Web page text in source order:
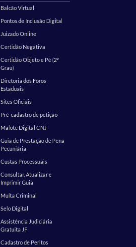
Balcão Virtual
Pontos de Inclusão Digital
Juizado Online
Certidão Negativa
Certidão Objeto e Pé (2º
Grau)
Diretoria dos Foros
Estaduais
Sites Oficiais
Pré-cadastro de petição
Malote Digital CNJ
Guia de Prestação de Pena
Pecuniária
Custas Processuais
Consultar, Atualizar e
Imprimir Guia
Multa Criminal
Selo Digital
Assistência Judiciária
Gratuita JF
Cadastro de Peritos